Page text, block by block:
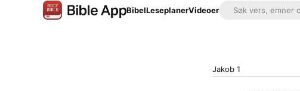
BibelLeseplanerVideoer
Jakob 1